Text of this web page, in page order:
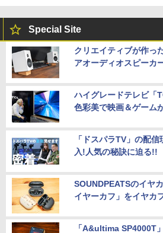
Special Site
クリエイティブが作っ
アオーディオスピーカ
ハイグレードテレビ「
色彩美で映画＆ゲーム
「ドスパラTV」の配
入!人気の秘訣に迫る!!
SOUNDPEATSのイヤ
イヤーカフ」をイヤカ
「A&ultima SP4000T